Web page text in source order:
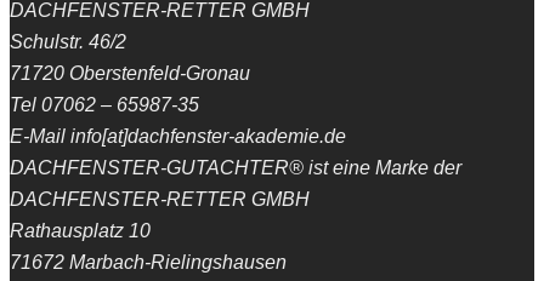
DACHFENSTER-RETTER GMBH
Schulstr. 46/2
71720 Oberstenfeld-Gronau
Tel 07062 – 65987-35
E-Mail info[at]dachfenster-akademie.de
DACHFENSTER-GUTACHTER® ist eine Marke der
DACHFENSTER-RETTER GMBH
Rathausplatz 10
71672 Marbach-Rielingshausen